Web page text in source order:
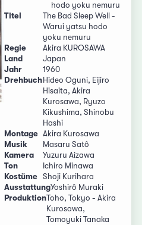
hodo yoku nemuru
Titel
The Bad Sleep Well -
Warui yatsu hodo
yoku nemuru
Regie
Akira KUROSAWA
Land
Japan
Jahr
1960
Drehbuch Hideo Oguni, Eijiro
Hisaita, Akira
Kurosawa, Ryuzo
Kikushima, Shinobu
Hashi
Montage Akira Kurosawa
Musik
Masaru Satô
Kamera
Yuzuru Aizawa
Ton
Ichiro Minawa
Kostüme
Shoji Kurihara
AusstattungYoshirô Muraki
ProduktionToho, Tokyo - Akira
Kurosawa,
Tomoyuki Tanaka